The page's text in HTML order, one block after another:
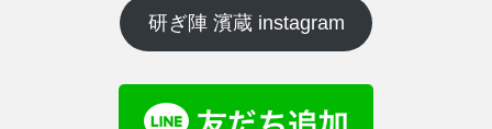
研ぎ陣 濱蔵 instagram